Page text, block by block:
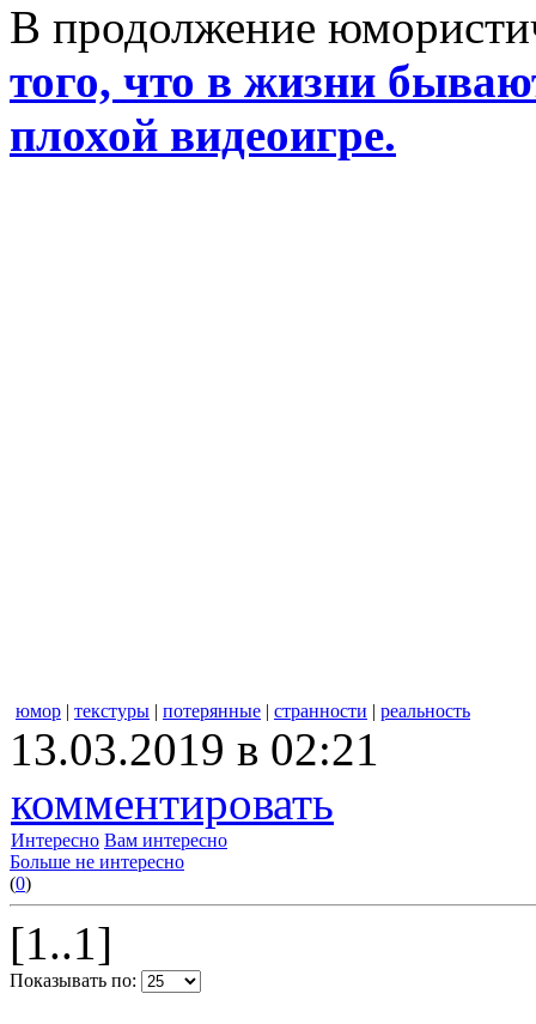
В продолжение
того, что в жизни
плохой видеоигре.
юмор | текстуры | потерянные | странности | реальность
13.03.2019 в 02:21
комментировать
Интересно Вам интересно
Больше не интересно
(0)
[1..1]
Показывать по: